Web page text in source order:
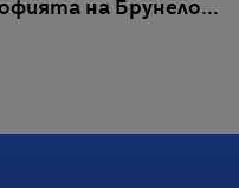
на Брунело
и живота